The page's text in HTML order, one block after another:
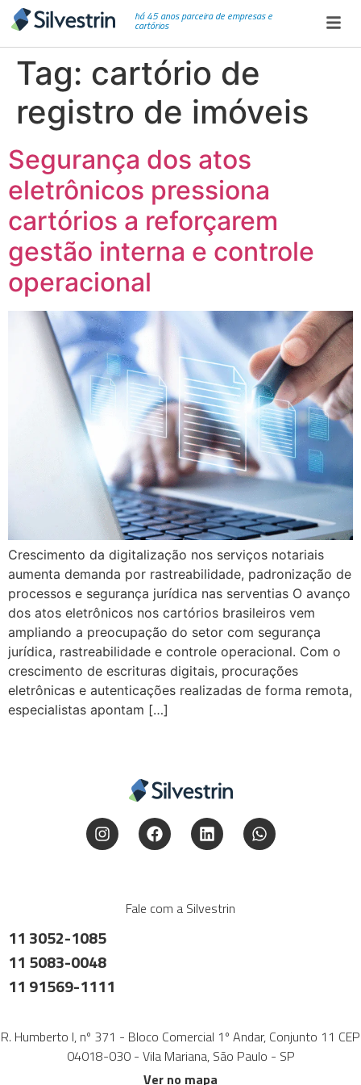
há 45 anos parceira de empresas e
cartórios
Tag: cartório de
registro de imóveis
Segurança dos atos
eletrônicos pressiona
cartórios a reforçarem
gestão interna e controle
operacional
Crescimento da digitalização nos serviços notariais
aumenta demanda por rastreabilidade, padronização de
processos e segurança jurídica nas serventias O avanço
dos atos eletrônicos nos cartórios brasileiros vem
ampliando a preocupação do setor com segurança
jurídica, rastreabilidade e controle operacional. Com o
crescimento de escrituras digitais, procurações
eletrônicas e autenticações realizadas de forma remota,
especialistas apontam […]
Fale com a Silvestrin
11 3052-1085
11 5083-0048
11 91569-1111
R. Humberto I, nº 371 - Bloco Comercial 1º Andar, Conjunto 11 CEP
04018-030 - Vila Mariana, São Paulo - SP
Ver no mapa